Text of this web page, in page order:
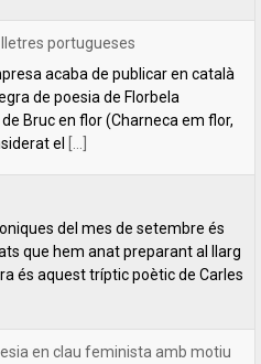
lletres portugueses
acaba de publicar en català
de poesia de Florbela
Bruc en flor (Charneca em flor,
el
[...]
del mes de setembre és
que hem anat preparant al llarg
és aquest tríptic poètic de Carles
en clau feminista amb motiu